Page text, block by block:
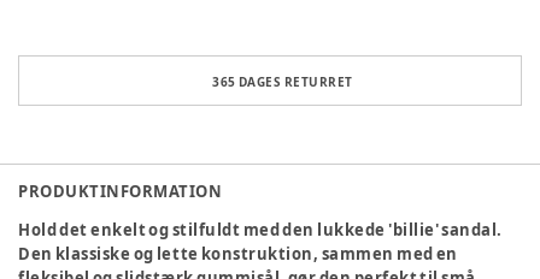
365 DAGES RETURRET
PRODUKTINFORMATION
Hold det enkelt og stilfuldt med den lukkede 'billie' sandal.
Den klassiske og lette konstruktion, sammen med en